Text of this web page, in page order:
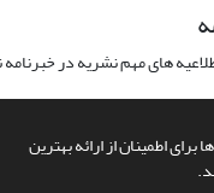
اطمینان از ارائه بهترین
های مهم نشریه در